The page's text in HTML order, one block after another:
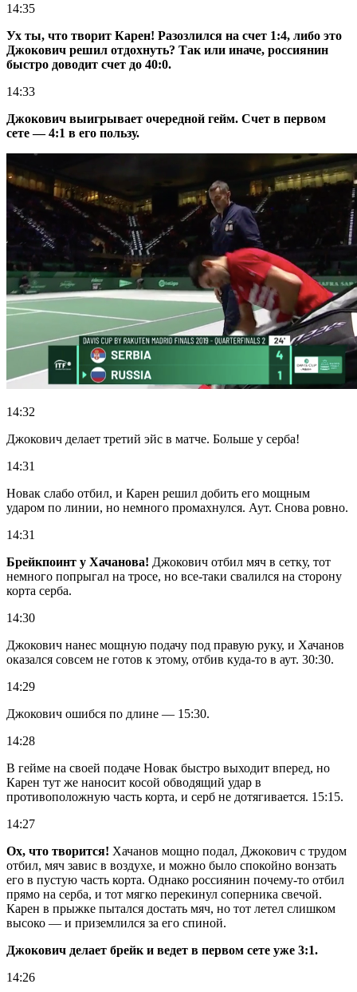
14:35
Ух ты, что творит Карен! Разозлился на счет 1:4, либо это
Джокович решил отдохнуть? Так или иначе, россиянин
быстро доводит счет до 40:0.
14:33
Джокович выигрывает очередной гейм. Счет в первом
сете — 4:1 в его пользу.
14:32
Джокович делает третий эйс в матче. Больше у серба!
14:31
Новак слабо отбил, и Карен решил добить его мощным
ударом по линии, но немного промахнулся. Аут. Снова ровно.
14:31
Брейкпоинт у Хачанова! Джокович отбил мяч в сетку, тот
немного попрыгал на тросе, но все-таки свалился на сторону
корта серба.
14:30
Джокович нанес мощную подачу под правую руку, и Хачанов
оказался совсем не готов к этому, отбив куда-то в аут. 30:30.
14:29
Джокович ошибся по длине — 15:30.
14:28
В гейме на своей подаче Новак быстро выходит вперед, но
Карен тут же наносит косой обводящий удар в
противоположную часть корта, и серб не дотягивается. 15:15.
14:27
Ох, что творится! Хачанов мощно подал, Джокович с трудом
отбил, мяч завис в воздухе, и можно было спокойно вонзать
его в пустую часть корта. Однако россиянин почему-то отбил
прямо на серба, и тот мягко перекинул соперника свечой.
Карен в прыжке пытался достать мяч, но тот летел слишком
высоко — и приземлился за его спиной.
Джокович делает брейк и ведет в первом сете уже 3:1.
14:26